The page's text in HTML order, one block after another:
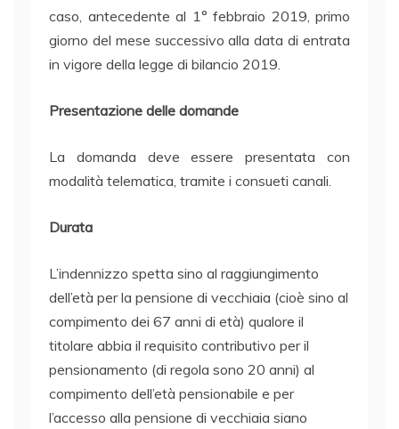
caso, antecedente al 1° febbraio 2019, primo
giorno del mese successivo alla data di entrata
in vigore della legge di bilancio 2019.
Presentazione delle domande
La domanda deve essere presentata con
modalità telematica, tramite i consueti canali.
Durata
L’indennizzo spetta sino al raggiungimento
dell’età per la pensione di vecchiaia (cioè sino al
compimento dei 67 anni di età) qualore il
titolare abbia il requisito contributivo per il
pensionamento (di regola sono 20 anni) al
compimento dell’età pensionabile e per
l’accesso alla pensione di vecchiaia siano